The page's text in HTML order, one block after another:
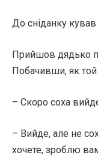
До сніданку
Прийшов дядько
Побачивши, як
– Скоро соха
– Вийде, але не
хочете, зроблю